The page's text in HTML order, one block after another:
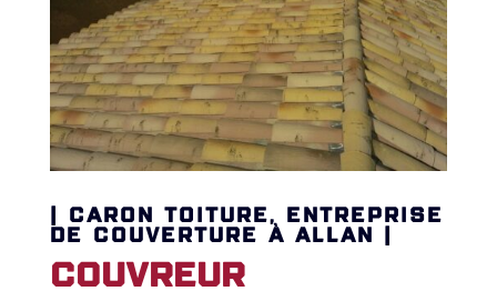
| CARON TOITURE, ENTREPRISE
DE COUVERTURE À ALLAN |
Couvreur